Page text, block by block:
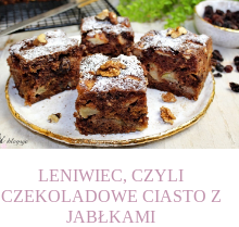
LENIWIEC, CZYLI
CZEKOLADOWE CIASTO Z
JABŁKAMI